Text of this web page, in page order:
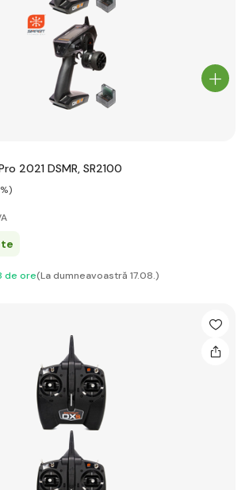
2021 DSMR, SR2100
de ore(La dumneavoastră 17.08.)